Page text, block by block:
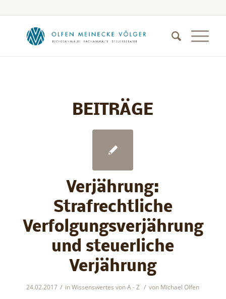
BEITRÄGE
Verjährung:
Strafrechtliche
Verfolgungsverjährung
und steuerliche
Verjährung
24.02.2017 / inWissenswertes von A - Z / von Michael Olfen